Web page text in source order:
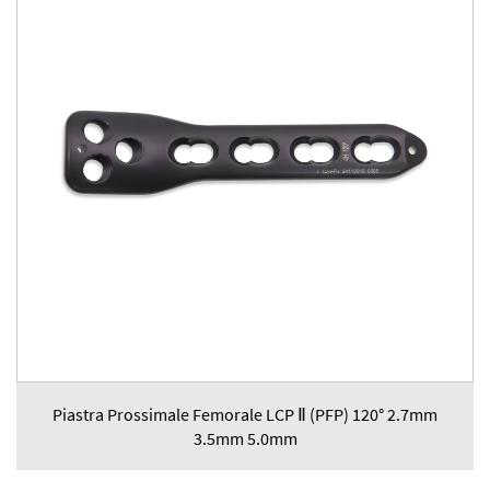
Piastra Prossimale Femorale LCP Ⅱ (PFP) 120° 2.7mm
3.5mm 5.0mm